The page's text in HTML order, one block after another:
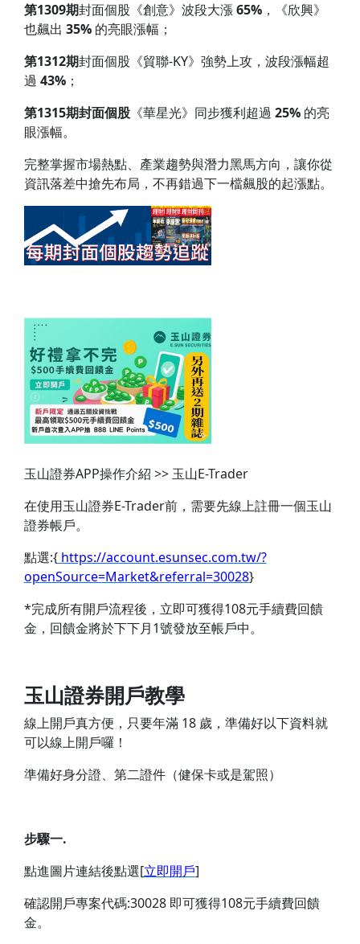
第1309期封面個股《創意》波段大漲65%，《欣興》
也飆出 35%的亮眼漲幅；
第1312期封面個股《貿聯-KY》強勢上攻，波段漲幅超
過 43%；
第1315期封面個股《華星光》同步獲利超過 25% 的亮
眼漲幅。
完整掌握市場熱點、產業趨勢與潛力黑馬方向，讓你從
資訊落差中搶先布局，不再錯過下一檔飆股的起漲點。
玉山證券APP操作介紹 >> 玉山E-Trader
在使用玉山證券E-Trader前，需要先線上註冊一個玉山
證券帳戶。
點選:{https://account.esunsec.com.tw/?
openSource=Market&referral=30028}
*完成所有開戶流程後，立即可獲得108元手續費回饋
金，回饋金將於下下月1號發放至帳戶中。
玉山證券開戶教學
線上開戶真方便，只要年滿 18 歲，準備好以下資料就
可以線上開戶囉！
準備好身分證、第二證件（健保卡或是駕照）
步驟一.
點進圖片連結後點選[立即開戶]
確認開戶專案代碼:30028 即可獲得108元手續費回饋
金。